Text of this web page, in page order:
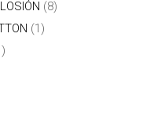
(8)
(1)